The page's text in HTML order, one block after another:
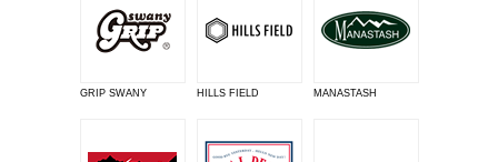
GRIP SWANY HILLS FIELD MANASTASH